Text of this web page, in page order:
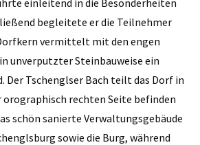
begleitete er die Teilnehmer
vermittelt mit den engen
unverputzter Steinbauweise ein
Der Tschenglser Bach teilt das Dorf in
orographisch rechten Seite befinden
schön sanierte Verwaltungsgebäude
sowie die Burg, während